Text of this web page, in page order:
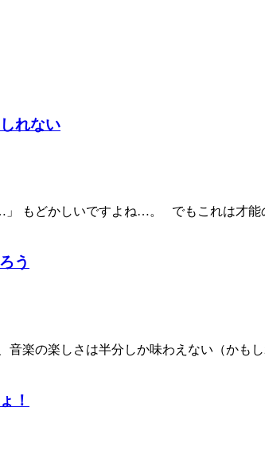
れない
もどかしいですよね…。 でもこれは才
う
音楽の楽しさは半分しか味わえない（か
！